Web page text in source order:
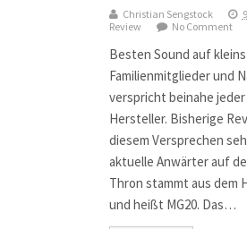
Christian Sengstock
Review
No Comment
Besten Sound auf
Familienmitglieder und
verspricht beinahe
Hersteller. Bisherige
diesem Versprechen
aktuelle Anwärter auf
Thron stammt aus dem
und heißt MG20. Das…